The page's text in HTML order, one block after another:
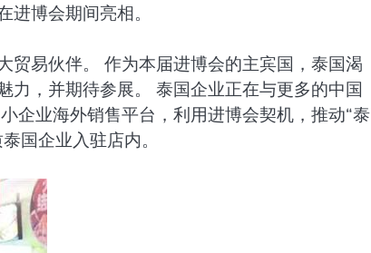
博会期间亮相。
贸易伙伴。 作为本届进博会的主宾国，泰国渴
力，并期待参展。 泰国企业正在与更多的中国
企业海外销售平台，利用进博会契机，推动“泰
国企业入驻店内。